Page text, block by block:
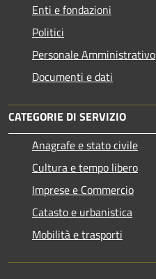
Enti e fondazioni
Politici
Personale Amministrativo
Documenti e dati
CATEGORIE DI SERVIZIO
Anagrafe e stato civile
Cultura e tempo libero
Imprese e Commercio
Catasto e urbanistica
Mobilità e trasporti